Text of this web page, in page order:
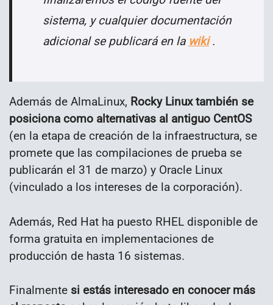
sistema, y ​​cualquier documentación
adicional se publicará en la wiki.
Además de AlmaLinux, Rocky Linux también se
posiciona como alternativas al antiguo CentOS
(en la etapa de creación de la infraestructura, se
promete que las compilaciones de prueba se
publicarán el 31 de marzo) y Oracle Linux
(vinculado a los intereses de la corporación).
Además, Red Hat ha puesto RHEL disponible de
forma gratuita en implementaciones de
producción de hasta 16 sistemas.
Finalmente si estás interesado en conocer más